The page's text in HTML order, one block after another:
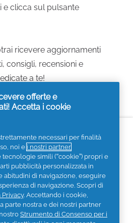
e clicca sul pulsante
ricevere aggiornamenti
consigli, recensioni e
a te!
sui Cookies
offerte e
Accetta i cookie
necessari per finalità
noi e i nostri partner
simili (“cookie”) propri e
pubblicità personalizzata in
abitudini di navigazione, eseguire
di navigazione. Scopri di
Privacy. Accettando i cookie,
parte nostra e dei nostri partner
Strumento di Consenso per i